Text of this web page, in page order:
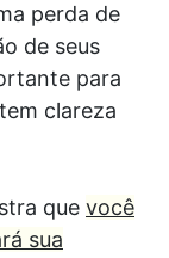
perda de
de seus
para
clareza
que você
sua